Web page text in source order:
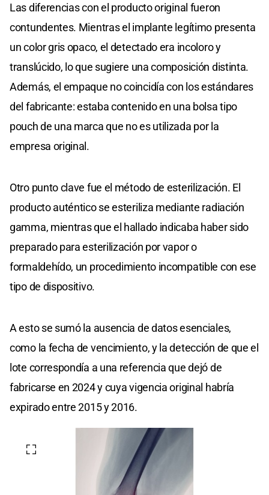
Las diferencias con el producto original fueron
contundentes. Mientras el implante legítimo presenta
un color gris opaco, el detectado era incoloro y
translúcido, lo que sugiere una composición distinta.
Además, el empaque no coincidía con los estándares
del fabricante: estaba contenido en una bolsa tipo
pouch de una marca que no es utilizada por la
empresa original.
Otro punto clave fue el método de esterilización. El
producto auténtico se esteriliza mediante radiación
gamma, mientras que el hallado indicaba haber sido
preparado para esterilización por vapor o
formaldehído, un procedimiento incompatible con ese
tipo de dispositivo.
A esto se sumó la ausencia de datos esenciales,
como la fecha de vencimiento, y la detección de que el
lote correspondía a una referencia que dejó de
fabricarse en 2024 y cuya vigencia original habría
expirado entre 2015 y 2016.